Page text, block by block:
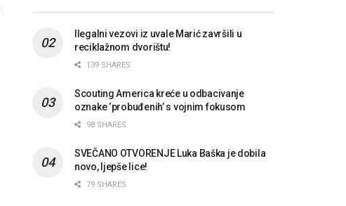
Ilegalni vezovi iz uvale Marić završili u
reciklažnom dvorištu!
139 SHARES
Scouting America kreće u odbacivanje
oznake ‘probuđenih’ s vojnim fokusom
98 SHARES
SVEČANO OTVORENJE Luka Baška je dobila
novo, ljepše lice!
79 SHARES